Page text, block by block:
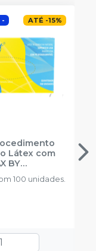
- ATÉ -15%
com
BY
100 unidades.